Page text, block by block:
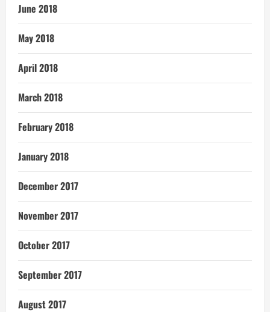
June 2018
May 2018
April 2018
March 2018
February 2018
January 2018
December 2017
November 2017
October 2017
September 2017
August 2017